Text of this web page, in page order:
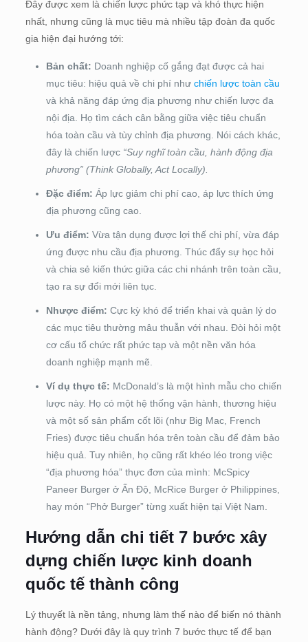
Đây được xem là chiến lược phức tạp và khó thực hiện
nhất, nhưng cũng là mục tiêu mà nhiều tập đoàn đa quốc
gia hiện đại hướng tới:
Bản chất: Doanh nghiệp cố gắng đạt được cả hai
mục tiêu: hiệu quả về chi phí như chiến lược toàn cầu
và khả năng đáp ứng địa phương như chiến lược đa
nội địa. Họ tìm cách cân bằng giữa việc tiêu chuẩn
hóa toàn cầu và tùy chỉnh địa phương. Nói cách khác,
đây là chiến lược “Suy nghĩ toàn cầu, hành động địa
phương” (Think Globally, Act Locally).
Đặc điểm: Áp lực giảm chi phí cao, áp lực thích ứng
địa phương cũng cao.
Ưu điểm: Vừa tận dụng được lợi thế chi phí, vừa đáp
ứng được nhu cầu địa phương. Thúc đẩy sự học hỏi
và chia sẻ kiến thức giữa các chi nhánh trên toàn cầu,
tạo ra sự đổi mới liên tục.
Nhược điểm: Cực kỳ khó để triển khai và quản lý do
các mục tiêu thường mâu thuẫn với nhau. Đòi hỏi một
cơ cấu tổ chức rất phức tạp và một nền văn hóa
doanh nghiệp mạnh mẽ.
Ví dụ thực tế: McDonald’s là một hình mẫu cho chiến
lược này. Họ có một hệ thống vận hành, thương hiệu
và một số sản phẩm cốt lõi (như Big Mac, French
Fries) được tiêu chuẩn hóa trên toàn cầu để đảm bảo
hiệu quả. Tuy nhiên, họ cũng rất khéo léo trong việc
“địa phương hóa” thực đơn của mình: McSpicy
Paneer Burger ở Ấn Độ, McRice Burger ở Philippines,
hay món “Phở Burger” từng xuất hiện tại Việt Nam.
Hướng dẫn chi tiết 7 bước xây
dựng chiến lược kinh doanh
quốc tế thành công
Lý thuyết là nền tảng, nhưng làm thế nào để biến nó thành
hành động? Dưới đây là quy trình 7 bước thực tế để bạn